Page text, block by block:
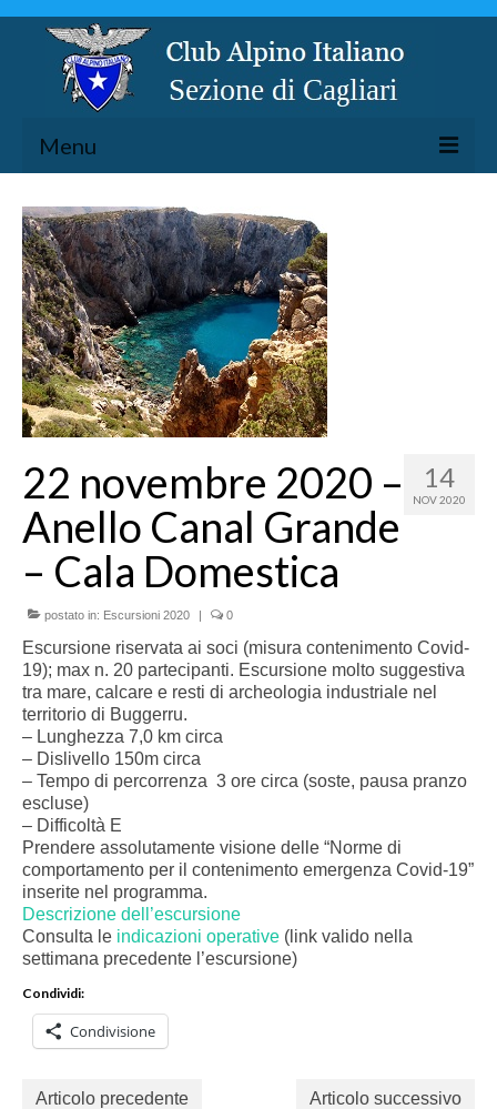
Menu
ESCURSIONISMO
SPELEOLOGIA
ARRAMPICATA
CICLOESCURSIONISMO
TORRENTISMO
14
NOV 2020
22 novembre 2020 –
Anello Canal Grande
– Cala Domestica
postato in: Escursioni 2020 | 0
Escursione riservata ai soci (misura contenimento Covid-
19); max n. 20 partecipanti. Escursione molto suggestiva
tra mare, calcare e resti di archeologia industriale nel
territorio di Buggerru.
– Lunghezza 7,0 km circa
– Dislivello 150m circa
– Tempo di percorrenza 3 ore circa (soste, pausa pranzo
escluse)
– Difficoltà E
Prendere assolutamente visione delle “Norme di
comportamento per il contenimento emergenza Covid-19”
inserite nel programma.
Descrizione dell’escursione
Consulta le indicazioni operative (link valido nella
settimana precedente l’escursione)
Condividi:
Condivisione
Articolo precedente Articolo successivo